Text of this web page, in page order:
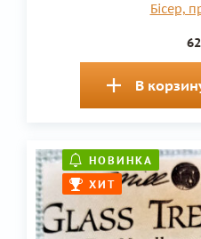
Бісер,
В
НОВИНКА
ХИТ